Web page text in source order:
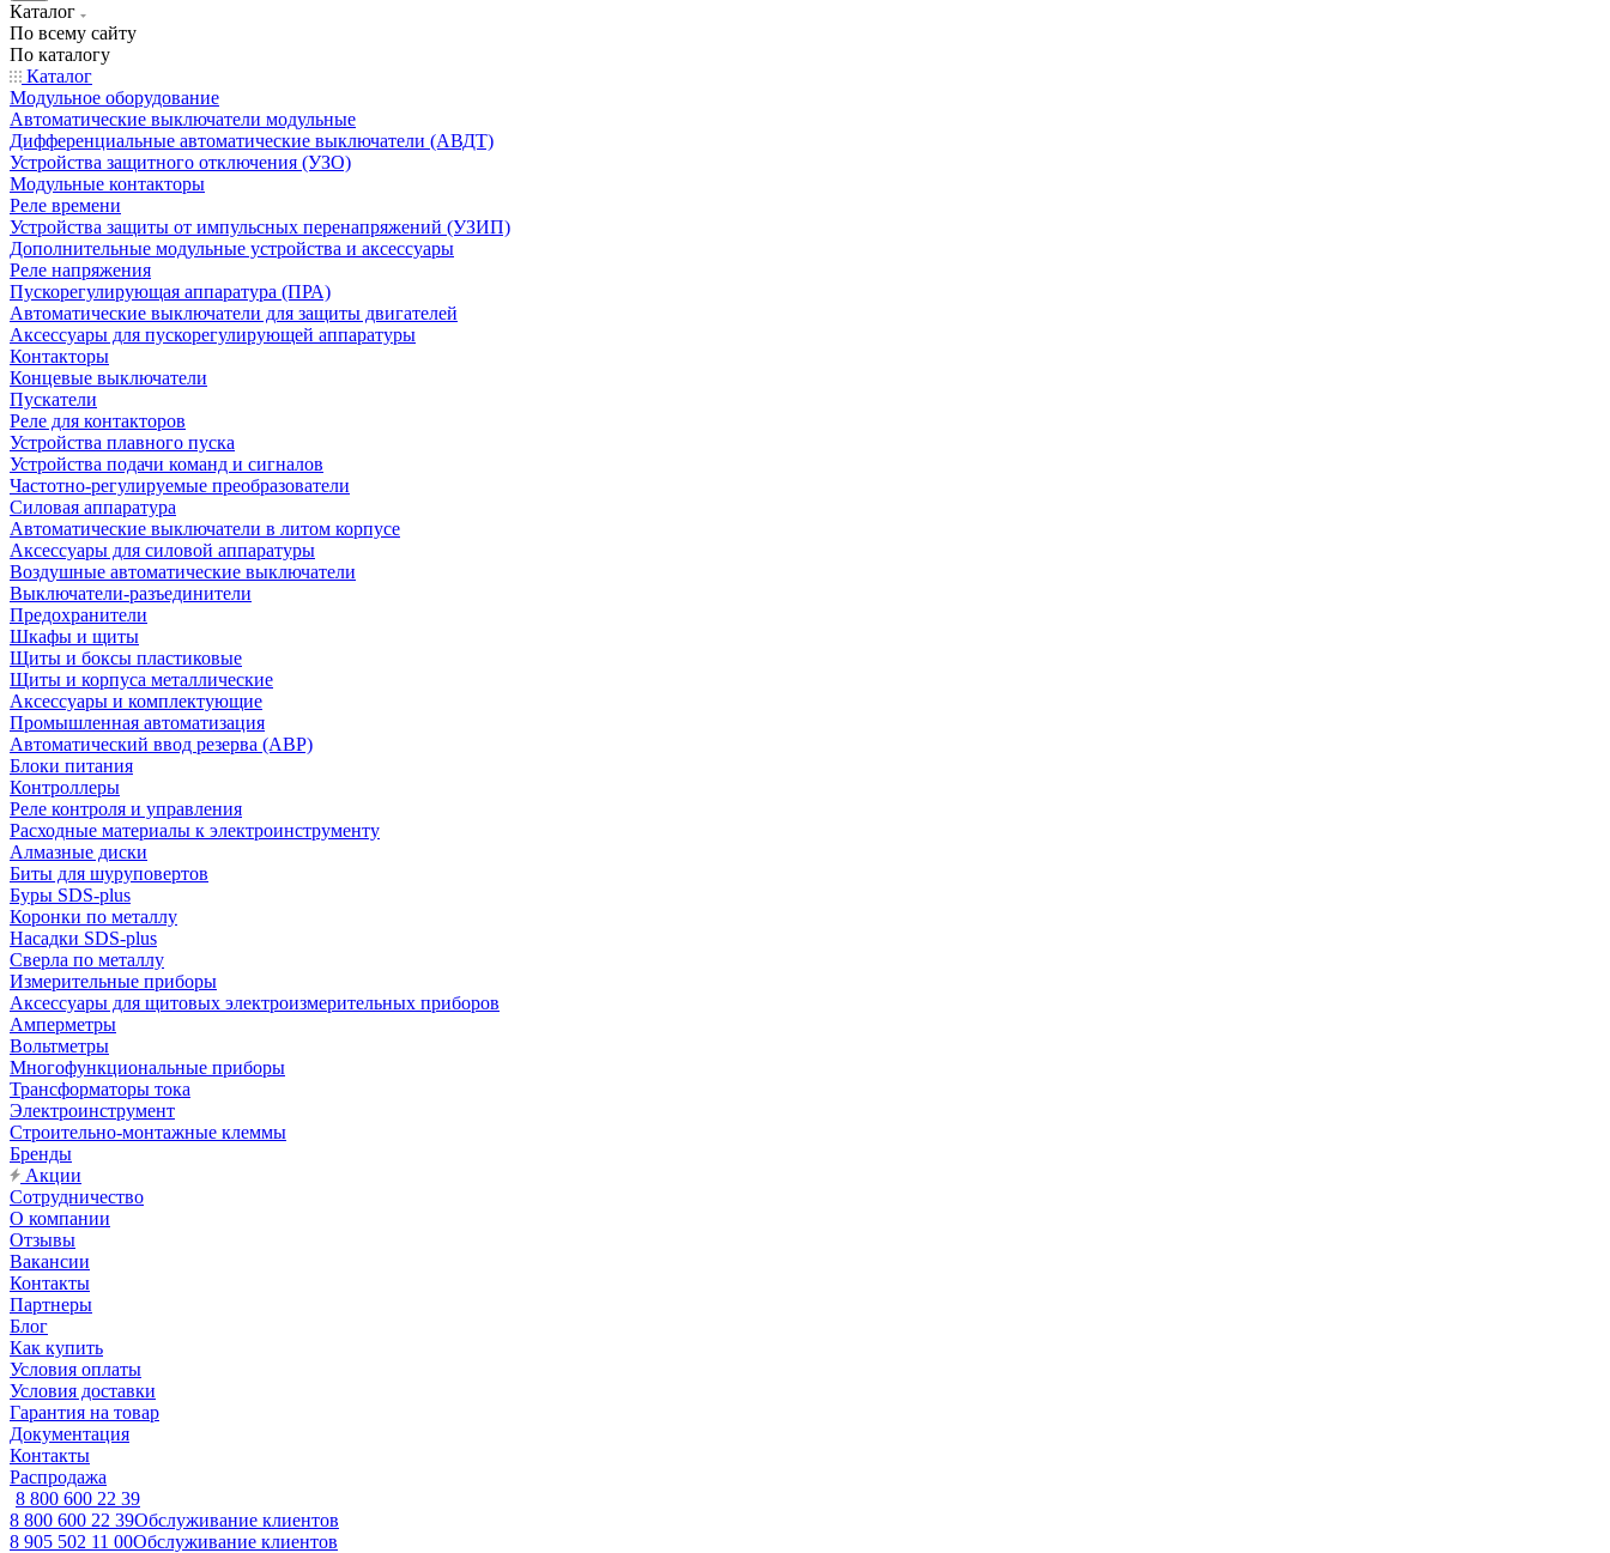
Каталог
По всему сайту
По каталогу
Каталог
Модульное оборудование
Автоматические выключатели модульные
Дифференциальные автоматические выключатели (АВДТ)
Устройства защитного отключения (УЗО)
Модульные контакторы
Реле времени
Устройства защиты от импульсных перенапряжений (УЗИП)
Дополнительные модульные устройства и аксессуары
Реле напряжения
Пускорегулирующая аппаратура (ПРА)
Автоматические выключатели для защиты двигателей
Аксессуары для пускорегулирующей аппаратуры
Контакторы
Концевые выключатели
Пускатели
Реле для контакторов
Устройства плавного пуска
Устройства подачи команд и сигналов
Частотно-регулируемые преобразователи
Силовая аппаратура
Автоматические выключатели в литом корпусе
Аксессуары для силовой аппаратуры
Воздушные автоматические выключатели
Выключатели-разъединители
Предохранители
Шкафы и щиты
Щиты и боксы пластиковые
Щиты и корпуса металлические
Аксессуары и комплектующие
Промышленная автоматизация
Автоматический ввод резерва (АВР)
Блоки питания
Контроллеры
Реле контроля и управления
Расходные материалы к электроинструменту
Алмазные диски
Биты для шуруповертов
Буры SDS-plus
Коронки по металлу
Насадки SDS-plus
Сверла по металлу
Измерительные приборы
Аксессуары для щитовых электроизмерительных приборов
Амперметры
Вольтметры
Многофункциональные приборы
Трансформаторы тока
Электроинструмент
Строительно-монтажные клеммы
Бренды
Акции
Сотрудничество
О компании
Отзывы
Вакансии
Контакты
Партнеры
Блог
Как купить
Условия оплаты
Условия доставки
Гарантия на товар
Документация
Контакты
Распродажа
8 800 600 22 39
8 800 600 22 39Обслуживание клиентов
8 905 502 11 00Обслуживание клиентов